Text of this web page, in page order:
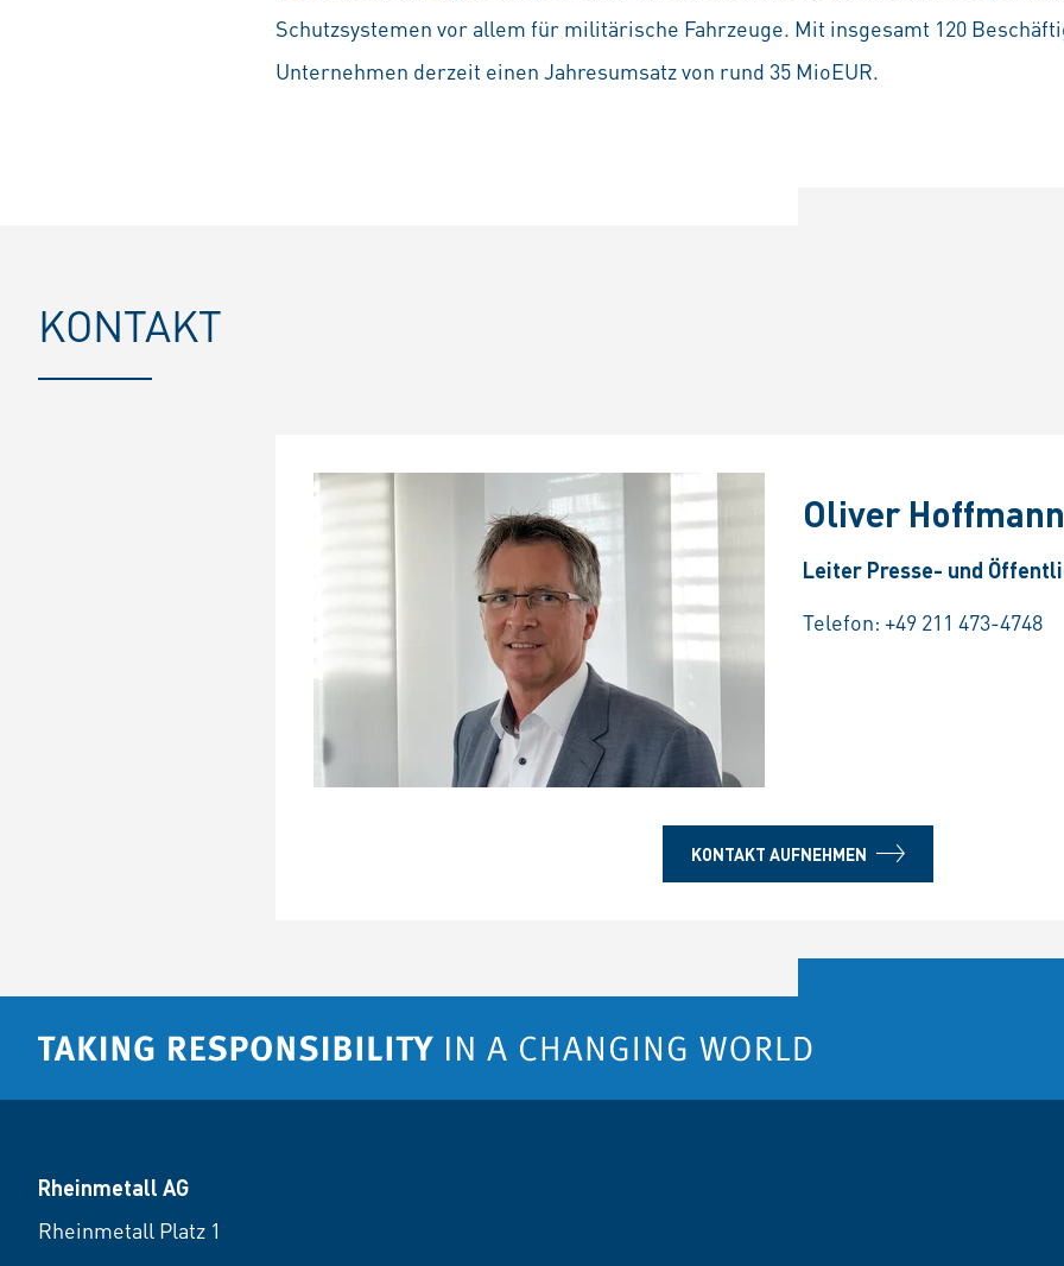
Schutzsystemen vor allem für militärische Fahrzeuge. Mit insgesamt 120
Unternehmen derzeit einen Jahresumsatz von rund 35 MioEUR.
KONTAKT
Oliver Hoffmann
Leiter Presse- und
Telefon: +49 211 473-4748
KONTAKT AUFNEHMEN
Rheinmetall AG
Rheinmetall Platz 1